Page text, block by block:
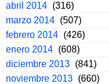
abril 2014 (316)
marzo 2014 (507)
febrero 2014 (426)
enero 2014 (608)
diciembre 2013 (841)
noviembre 2013 (660)